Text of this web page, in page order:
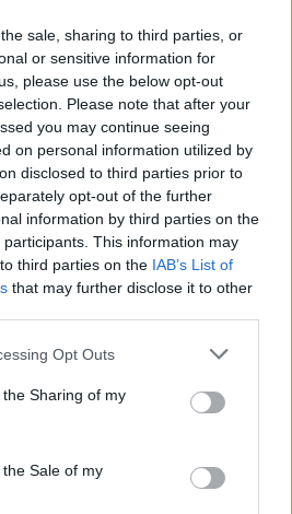
sale, sharing to third parties, or
or sensitive information for
please use the below opt-out
Please note that after your
you may continue seeing
on personal information utilized by
disclosed to third parties prior to
opt-out of the further
information by third parties on the
participants. This information may
third parties on the IAB’s List of
that may further disclose it to other
Opt Outs
Sharing of my
Sale of my